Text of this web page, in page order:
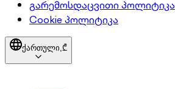
გარემოსდაცვითი პოლიტიკა
Cookie პოლიტიკა
ქართული,₾